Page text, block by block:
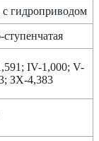
с гидроприводом
IV-1,000; V-
ЗХ-4,383